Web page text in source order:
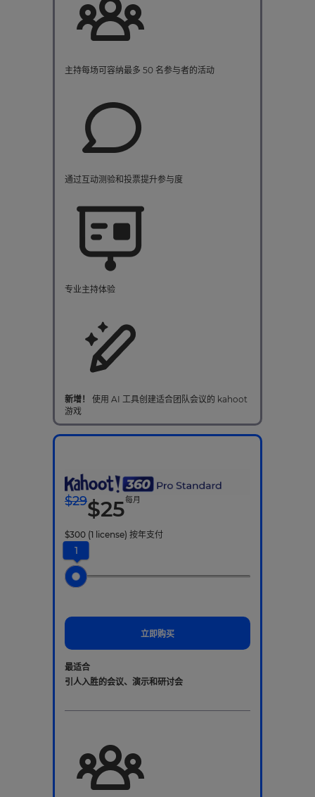
主持每场可容纳最多 50 名参与者的活动
通过互动测验和投票提升参与度
专业主持体验
新增！
使用 AI 工具创建适合团队会议的 kahoot
游戏
$29$25每月
$300 (1 license) 按年支付
1
立即购买
最适合
引人入胜的会议、演示和研讨会